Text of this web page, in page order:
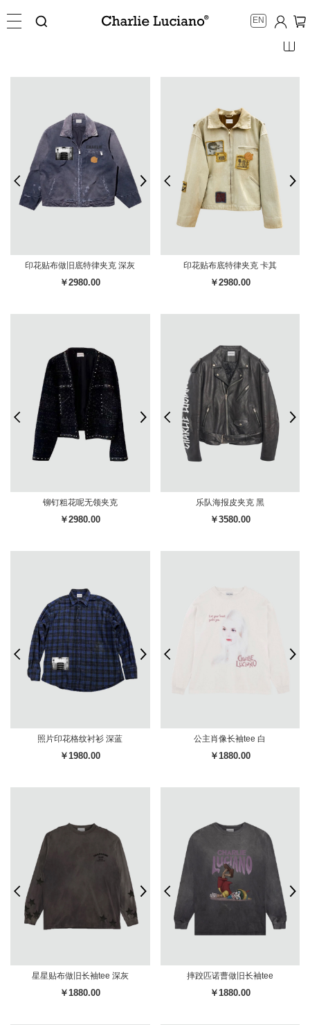
EN
印花贴布做旧底特律夹克 深灰
￥2980.00
印花贴布底特律夹克 卡其
￥2980.00
铆钉粗花呢无领夹克
￥2980.00
乐队海报皮夹克 黑
￥3580.00
照片印花格纹衬衫 深蓝
￥1980.00
公主肖像长袖tee 白
￥1880.00
星星贴布做旧长袖tee 深灰
￥1880.00
摔跤匹诺曹做旧长袖tee
￥1880.00